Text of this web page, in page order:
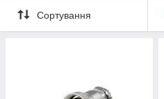
Сортування